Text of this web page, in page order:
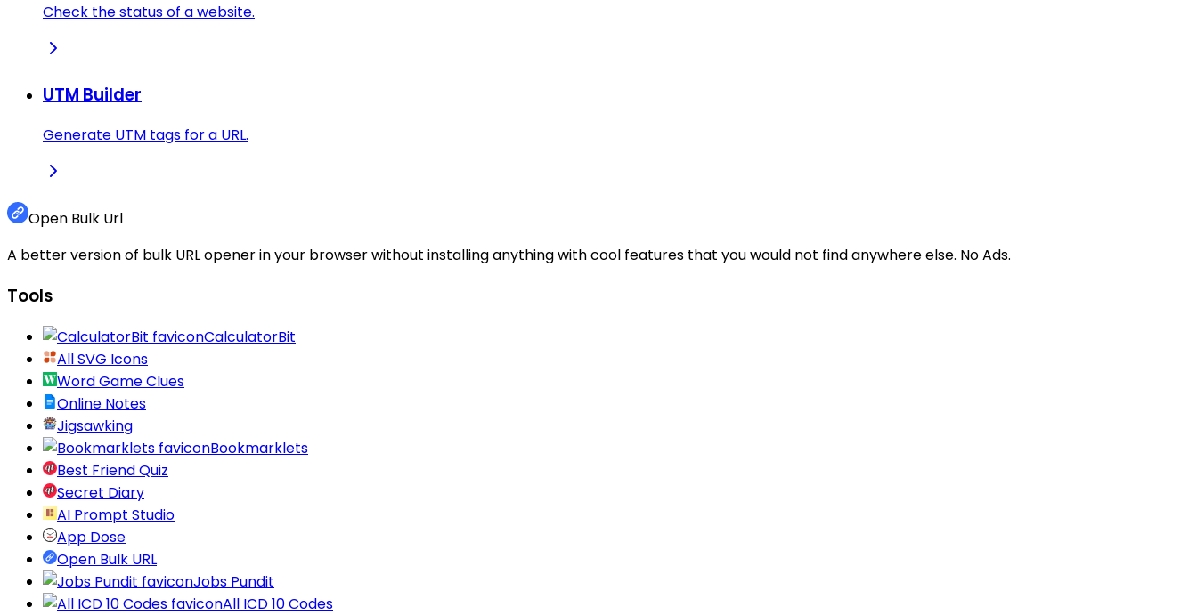
Check the status of a website.
UTM Builder
Generate UTM tags for a URL.
Open Bulk Url
A better version of bulk URL opener in your browser without installing anything with cool features that you would not find anywhere else. No Ads.
Tools
CalculatorBit
All SVG Icons
Word Game Clues
Online Notes
Jigsawking
Bookmarklets
Best Friend Quiz
Secret Diary
AI Prompt Studio
App Dose
Open Bulk URL
Jobs Pundit
All ICD 10 Codes